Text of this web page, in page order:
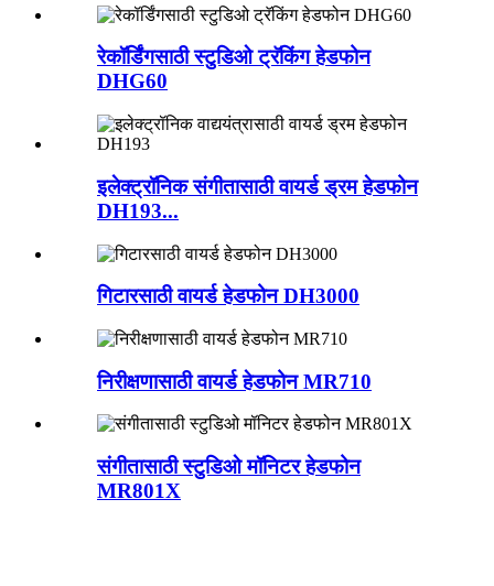
रेकॉर्डिंगसाठी स्टुडिओ ट्रॅकिंग हेडफोन
DHG60
इलेक्ट्रॉनिक संगीतासाठी वायर्ड ड्रम हेडफोन
DH193...
गिटारसाठी वायर्ड हेडफोन DH3000
निरीक्षणासाठी वायर्ड हेडफोन MR710
संगीतासाठी स्टुडिओ मॉनिटर हेडफोन
MR801X